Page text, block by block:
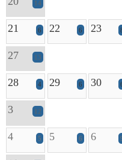
14
21 6 22 6 23
27 13
28 4 29 6 30
3 12
4 5 5 6 6